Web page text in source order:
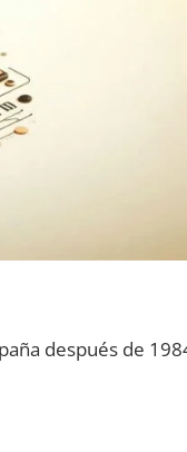
después dе